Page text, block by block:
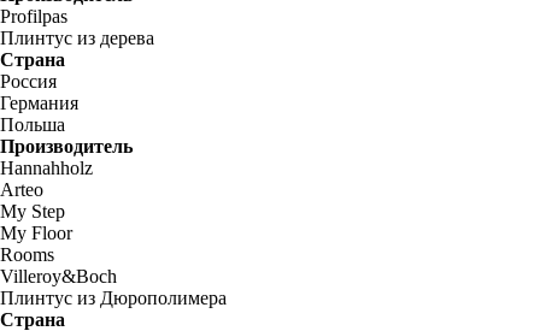
Profilpas
Плинтус из дерева
Страна
Россия
Германия
Польша
Производитель
Hannahholz
Arteo
My Step
My Floor
Rooms
Villeroy&Boch
Плинтус из Дюрополимера
Страна